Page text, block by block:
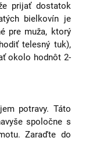
prijať dostatok
bielkovín je
pre muža, ktorý
telesný tuk),
okolo hodnôt 2-
potravy. Táto
spoločne s
Zaraďte do